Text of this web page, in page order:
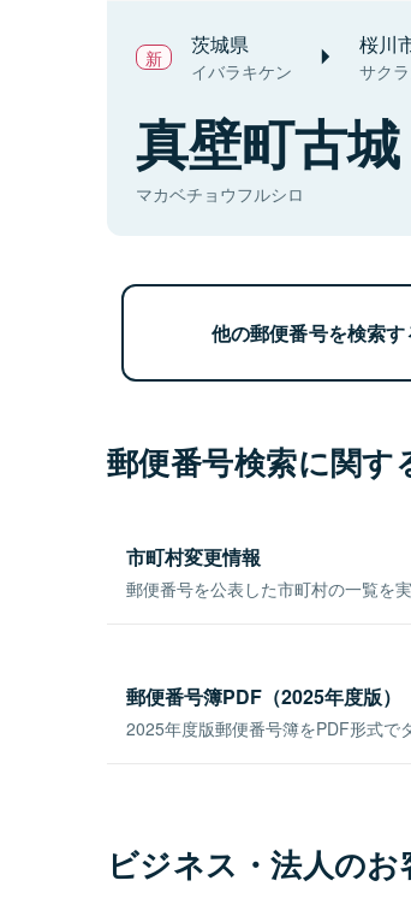
茨城県
イバラキケン
桜川
サク
真壁町古城
マカベチョウフルシロ
他の郵便番号を検索す
郵便番号検索に関す
市町村変更情報
郵便番号を公表した市町村の一覧を
郵便番号簿PDF（2025年度版）
2025年度版郵便番号簿をPDF形式で
ビジネス・法人の